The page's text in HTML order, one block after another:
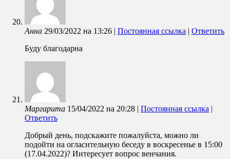
Анна 29/03/2022 на 13:26 | Постоянная ссылка | Ответить
Буду благодарна
Маргарита 15/04/2022 на 20:28 | Постоянная ссылка |
Ответить
Добрый день, подскажите пожалуйста, можно ли
подойти на огласительную беседу в воскресенье в 15:00
(17.04.2022)? Интересует вопрос венчания.